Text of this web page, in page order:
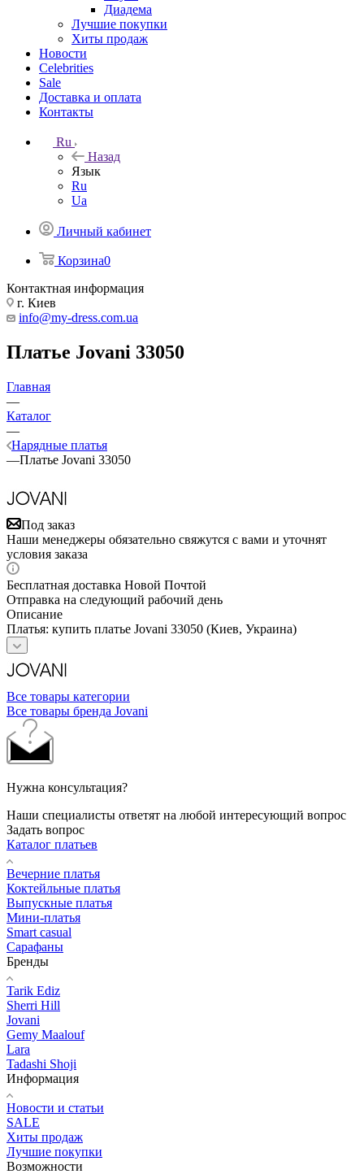
Диадема
Лучшие покупки
Хиты продаж
Новости
Celebrities
Sale
Доставка и оплата
Контакты
Ru
Назад
Язык
Ru
Ua
Личный кабинет
Корзина0
Контактная информация
г. Киев
info@my-dress.com.ua
Платье Jovani 33050
Главная
—
Каталог
—
Нарядные платья
—Платье Jovani 33050
Под заказ
Наши менеджеры обязательно свяжутся с вами и уточнят
условия заказа
Бесплатная доставка Новой Почтой
Отправка на следующий рабочий день
Описание
Платья: купить платье Jovani 33050 (Киев, Украина)
Все товары категории
Все товары бренда Jovani
Нужна консультация?
Наши специалисты ответят на любой интересующий вопрос
Задать вопрос
Каталог платьев
Вечерние платья
Коктейльные платья
Выпускные платья
Мини-платья
Smart casual
Сарафаны
Бренды
Tarik Ediz
Sherri Hill
Jovani
Gemy Maalouf
Lara
Tadashi Shoji
Информация
Новости и статьи
SALE
Хиты продаж
Лучшие покупки
Возможности